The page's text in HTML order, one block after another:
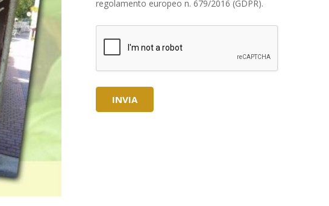
regolamento europeo n. 679/2016 (GDPR).